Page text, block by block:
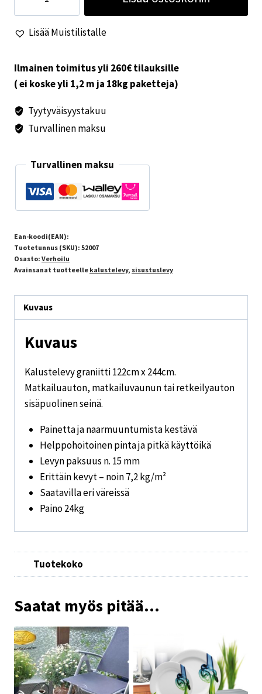
graniitti
122cm
x
määrä
Lisää Muistilistalle
Ilmainen toimitus yli 260€ tilauksille
( ei koske yli 1,2 m ja 18kg paketteja)
Tyytyväisyystakuu
Turvallinen maksu
Turvallinen maksu
Ean-koodi(EAN):
Tuotetunnus (SKU): 52007
Osasto: Verhoilu
Avainsanat tuotteelle kalustelevy, sisustuslevy
Kuvaus
Kuvaus
Kalustelevy graniitti 122cm x 244cm.
Matkailuauton, matkailuvaunun tai retkeilyauton
sisäpuolinen seinä.
Painetta ja naarmuuntumista kestävä
Helppohoitoinen pinta ja pitkä käyttöikä
Levyn paksuus n. 15 mm
Erittäin kevyt – noin 7,2 kg/m²
Saatavilla eri väreissä
Paino 24kg
Tuotekoko
Saatat myös pitää...